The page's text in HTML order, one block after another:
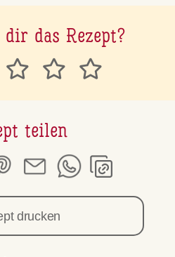
das Rezept?
teilen
drucken